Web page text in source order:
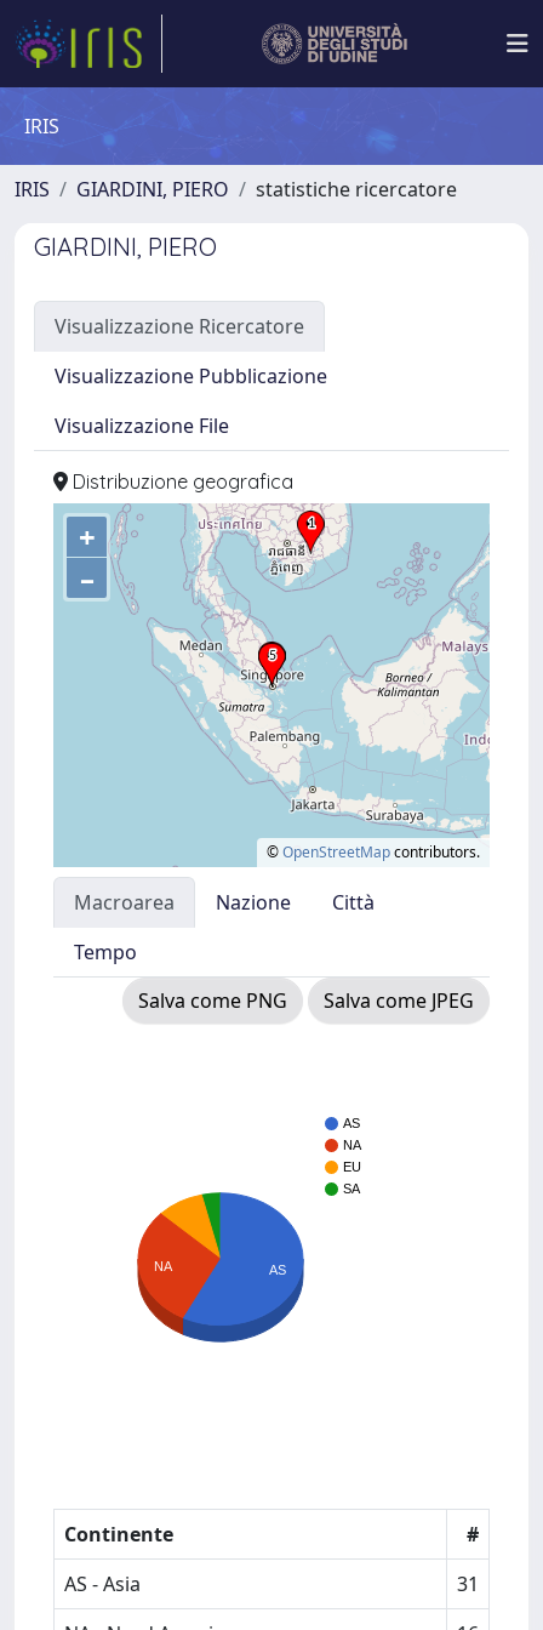
IRIS
IRIS GIARDINI, PIERO statistiche ricercatore
GIARDINI, PIERO
Visualizzazione Ricercatore
Visualizzazione Pubblicazione
Visualizzazione File
Distribuzione geografica
+
–
©OpenStreetMapcontributors.
Macroarea Nazione
Città
Tempo
Salva come PNG
Salva come JPEG
AS
NA
EU
SA
NA AS
Continente
#
AS - Asia
31